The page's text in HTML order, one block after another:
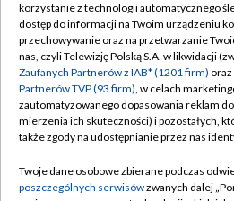
TVP
Abonament TVP
Emisja w TVP
Centrum informacji TVP
Naziemna Telewizja Cyfrowa
Rada Programowa
Regulamin
Polityka
Moje
Pomoc
Kontakt
korzystanie z technologii automatycznego
dostęp do informacji na Twoim urządzeniu
przechowywanie oraz na przetwarzanie
nas, czyli Telewizję Polską S.A. w likwidacji
Zaufanych Partnerów z IAB* (1201 firm) oraz
Partnerów TVP (93 firm), w celach
zautomatyzowanego dopasowania reklam
mierzenia ich skuteczności) i pozostałych,
także zgody na udostępnianie przez nas
Twoje dane osobowe zbierane podczas
poszczególnych serwisówzwanych dalej